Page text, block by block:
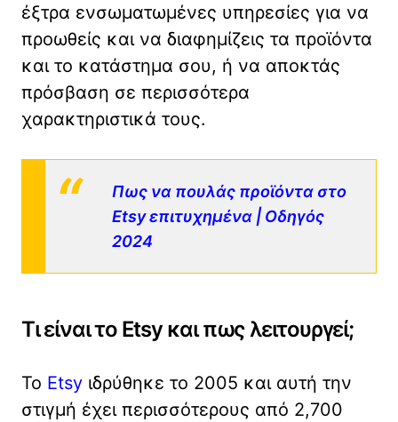
έξτρα ενσωματωμένες υπηρεσίες για να
προωθείς και να διαφημίζεις τα προϊόντα
και το κατάστημα σου, ή να αποκτάς
πρόσβαση σε περισσότερα
χαρακτηριστικά τους.
Πως να πουλάς προϊόντα στο
Etsy επιτυχημένα | Οδηγός
2024
Τι είναι το Etsy και πως λειτουργεί;
Το Etsy ιδρύθηκε το 2005 και αυτή την
στιγμή έχει περισσότερους από 2,700